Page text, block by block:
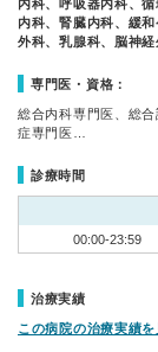
内科、呼吸器内科、
内科、腎臓内科、緩
外科、乳腺科、脳神
専門医・資格：
総合内科専門医、総
症専門医…
診療時間
00:00-23:59
治療実績
この病院の治療実績を